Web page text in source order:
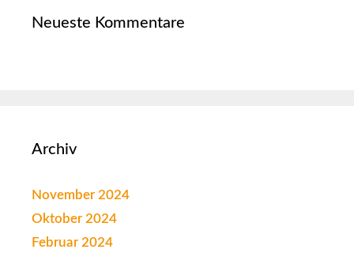
Neueste Kommentare
Archiv
November 2024
Oktober 2024
Februar 2024